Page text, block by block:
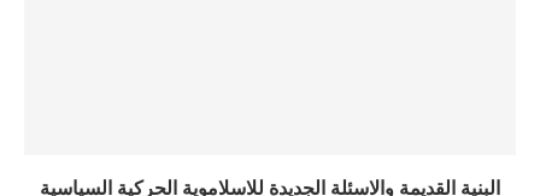
البنية القديمة والاسئلة الجديدة للاسلاموية الحركية السياسية